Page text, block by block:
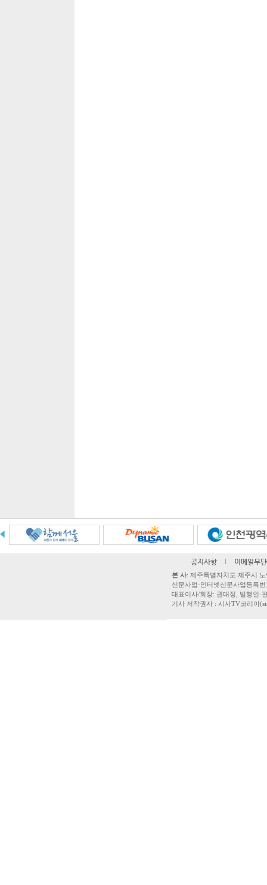
공지사항 l 이메일무
본 사: 제주특별자치도 제주시
신문사업·인터넷신문사업등록
대표이사/회장: 권대정, 발행인·
기사 저작권자 : 시사TV코리아